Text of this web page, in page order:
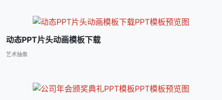
动态PPT片头动画模板下载
艺术抽象